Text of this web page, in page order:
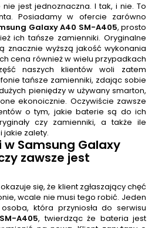
jest jednoznaczna. I tak, i nie. To
Posiadamy w ofercie zarówno
Galaxy A40 SM-A405, prosto
ich tańsze zamienniki. Oryginalne
znacznie wyższą jakość wykonania
cena również w wielu przypadkach
naszych klientów woli zatem
tańsze zamienniki, zdając sobie
pieniędzy w używany smarton,
ekonoicznie. Oczywiście zawsze
o tym, jakie baterie są do ich
czy zamienniki, a także ile
jakie zalety.
w Samsung Galaxy
zawsze jest
się, że klient zgłaszający chęć
wcale nie musi tego robić. Jeden
która przyniosła do serwisu
A405, twierdząc że bateria jest